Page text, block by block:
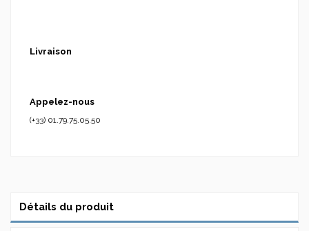
Livraison
Appelez-nous
(+33) 01.79.75.05.50
Détails du produit